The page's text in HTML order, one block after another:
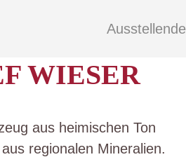
Ausstellende
WIESER
aus heimischen Ton
regionalen Mineralien.